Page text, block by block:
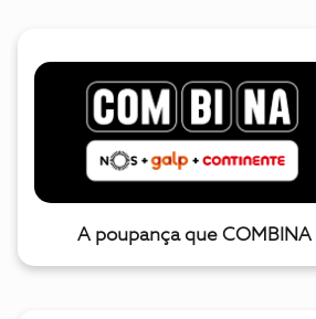
A poupança que COMBINA